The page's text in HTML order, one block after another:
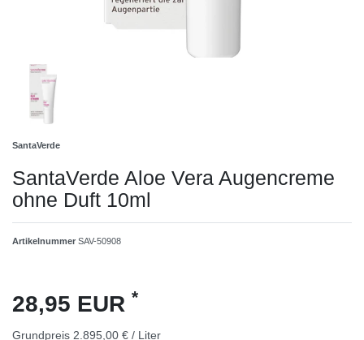
SantaVerde
SantaVerde Aloe Vera Augencreme
ohne Duft 10ml
Artikelnummer SAV-50908
28,95 EUR *
Grundpreis 2.895,00 € / Liter